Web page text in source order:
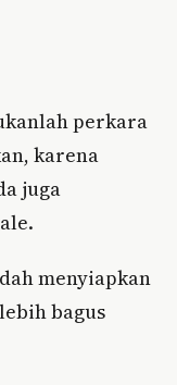
perkara
karena
juga
menyiapkan
bagus